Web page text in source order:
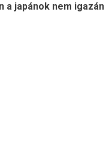
japánok nem igazán